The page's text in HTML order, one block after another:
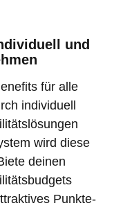
und
für alle
individuell
wird diese
deinen
Punkte-